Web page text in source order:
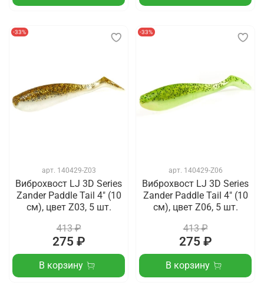
-33%
арт. 140429-Z03
Виброхвост LJ 3D Series
Zander Paddle Tail 4" (10
см), цвет Z03, 5 шт.
413 ₽
275 ₽
В корзину
-33%
арт. 140429-Z06
Виброхвост LJ 3D Series
Zander Paddle Tail 4" (10
см), цвет Z06, 5 шт.
413 ₽
275 ₽
В корзину